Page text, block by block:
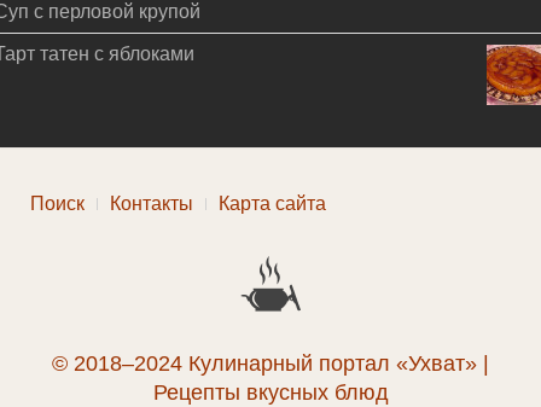
с перловой крупой
татен с яблоками
Поиск Контакты Карта сайта
© 2018–2024 Кулинарный портал «Ухват» |
Рецепты вкусных блюд